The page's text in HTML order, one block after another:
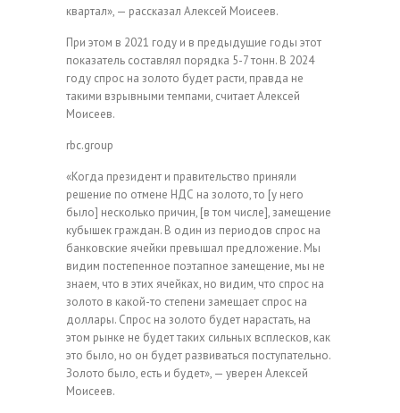
квартал», — рассказал Алексей Моисеев.
При этом в 2021 году и в предыдущие годы этот
показатель составлял порядка 5-7 тонн. В 2024
году спрос на золото будет расти, правда не
такими взрывными темпами, считает Алексей
Моисеев.
rbc.group
«Когда президент и правительство приняли
решение по отмене НДС на золото, то [у него
было] несколько причин, [в том числе], замещение
кубышек граждан. В один из периодов спрос на
банковские ячейки превышал предложение. Мы
видим постепенное поэтапное замещение, мы не
знаем, что в этих ячейках, но видим, что спрос на
золото в какой-то степени замещает спрос на
доллары. Спрос на золото будет нарастать, на
этом рынке не будет таких сильных всплесков, как
это было, но он будет развиваться поступательно.
Золото было, есть и будет», — уверен Алексей
Моисеев.